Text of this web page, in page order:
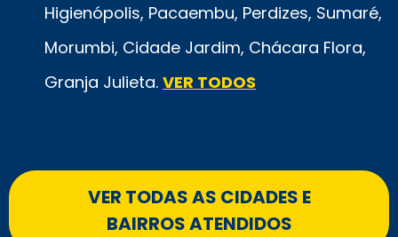
Higienópolis, Pacaembu, Perdizes, Sumaré,
Morumbi, Cidade Jardim, Chácara Flora,
Granja Julieta. VER TODOS
VER TODAS AS CIDADES E
BAIRROS ATENDIDOS